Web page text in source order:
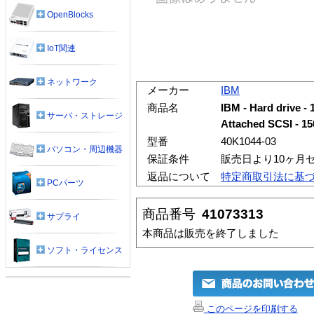
メーカー
IBM
商品名
IBM - Hard drive -
Attached SCSI -
型番
40K1044-03
保証条件
販売日より10ヶ月
返品について
特定商取引法に基
商品番号 41073313
本商品は販売を終了しました
このページを印刷する
OpenBlocks
IoT関連
ネットワーク
サーバ・ストレージ
パソコン・周辺機器
PCパーツ
サプライ
ソフト・ライセンス